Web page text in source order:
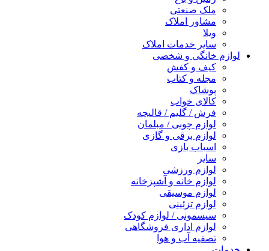
ملک صنعتی
مشاور املاک
ویلا
سایر خدمات املاک
لوازم خانگی و شخصی
کیف و کفش
مجله و کتاب
پوشاک
کالای خواب
فرش / گلیم / قالیچه
لوازم چوبی / مبلمان
لوازم برقی و گازی
اسباب بازی
سایر
لوازم ورزشی
لوازم خانه و آشپزخانه
لوازم موسیقی
لوازم تزئینی
سیسمونی / لوازم کودک
لوازم اداری فروشگاهی
تصفیه آب و هوا